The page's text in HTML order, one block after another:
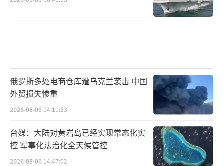
从“利益交换理论”看，特朗普的“善
作姿态，把握机遇促进自身发展，更会坚守核
心利益底线，以我为主，稳扎稳打。
特朗普态度的180度大转变，实际上已经宣
告了其原先对华强硬政策的破产。在中美关系
这盘复杂棋局中，谁先沉不住气，谁就会先输
一招。而接下来的博弈，恐怕会更加精彩。（责
俄罗斯多处电商仓库遭乌克兰袭击 中国
外贸损失惨重
2026-08-06 14:11:53
台媒：大陆对黄岩岛已经实现常态化实
控 军事化法治化全天候管控
2026-08-06 14:47:02